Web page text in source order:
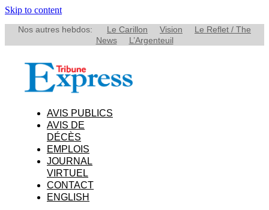
Skip to content
Nos autres hebdos: Le Carillon Vision
Le Reflet / The
News
L’Argenteuil
AVIS PUBLICS
AVIS DE
DÉCÈS
EMPLOIS
JOURNAL
VIRTUEL
CONTACT
ENGLISH